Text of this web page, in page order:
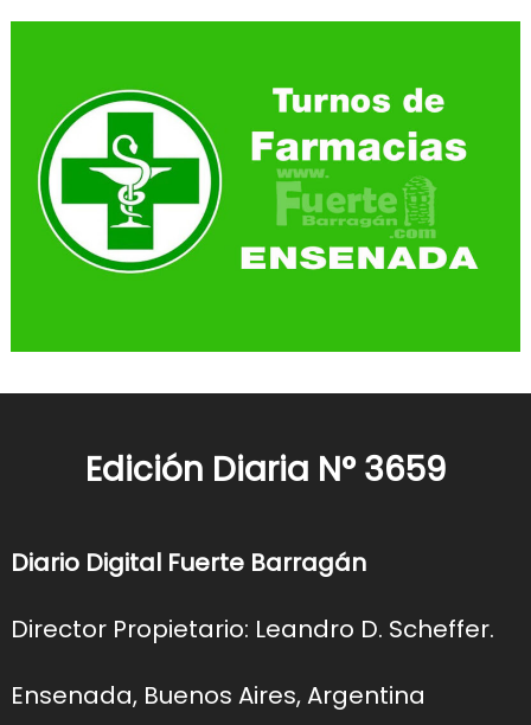
Edición Diaria N° 3659
Diario Digital Fuerte Barragán
Director Propietario: Leandro D. Scheffer.
Ensenada, Buenos Aires, Argentina